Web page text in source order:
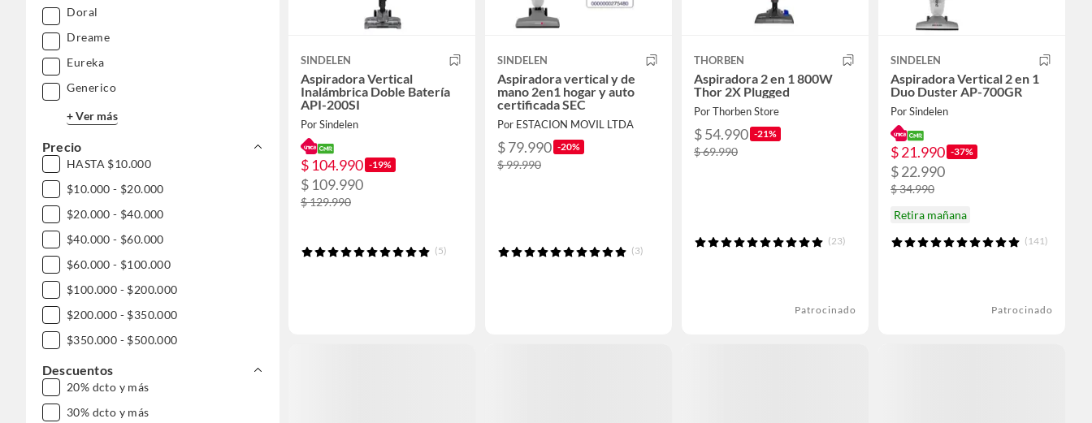
Doral
Dreame
Eureka
Generico
+ Ver más
Precio
HASTA $10.000
$10.000 - $20.000
$20.000 - $40.000
$40.000 - $60.000
$60.000 - $100.000
$100.000 - $200.000
$200.000 - $350.000
$350.000 - $500.000
$500.000 - $1.000.000
DESDE $1.000.000
Descuentos
20% dcto y más
30% dcto y más
SINDELEN
Aspiradora Vertical
Inalámbrica Doble Batería
API-200SI
Por Sindelen
$ 104.990 -19%
$ 109.990
$ 129.990
(5)
SINDELEN
Aspiradora vertical y de
mano 2en1 hogar y auto
certificada SEC
Por ESTACION MOVIL LTDA
$ 79.990 -20%
$ 99.990
(3)
THORBEN
Aspiradora 2 en 1 800W
Thor 2X Plugged
Por Thorben Store
$ 54.990 -21%
$ 69.990
(23)
Patrocinado
SINDELEN
Aspiradora Vertical 2 en 1
Duo Duster AP-700GR
Por Sindelen
$ 21.990 -37%
$ 22.990
$ 34.990
Retira mañana
(141)
Patrocinado